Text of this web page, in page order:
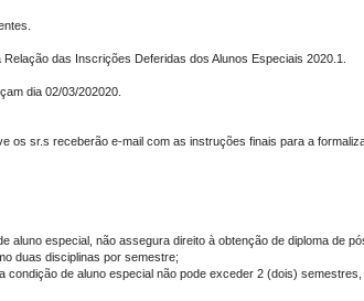
Relação das Inscrições Deferidas dos Alunos Especiais 2020.1.
dia 02/03/202020.
os sr.s receberão e-mail com as instruções finais para a
aluno especial, não assegura direito à obtenção de diploma de
duas disciplinas por semestre;
condição de aluno especial não pode exceder 2 (dois)